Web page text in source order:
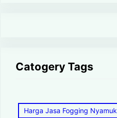
Catogery Tags
Harga Jasa Fogging Nyamuk